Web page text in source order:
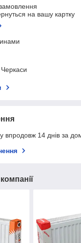
на вашу картку
впродовж 14 днів за